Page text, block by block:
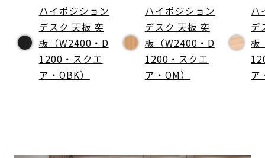
ハイポジション
デスク 天板 突
板（W2400・D
1200・スクエ
ア・OBK）
ハイポジション
デスク 天板 突
板（W2400・D
1200・スクエ
ア・OM）
ハ
デ
板
ア